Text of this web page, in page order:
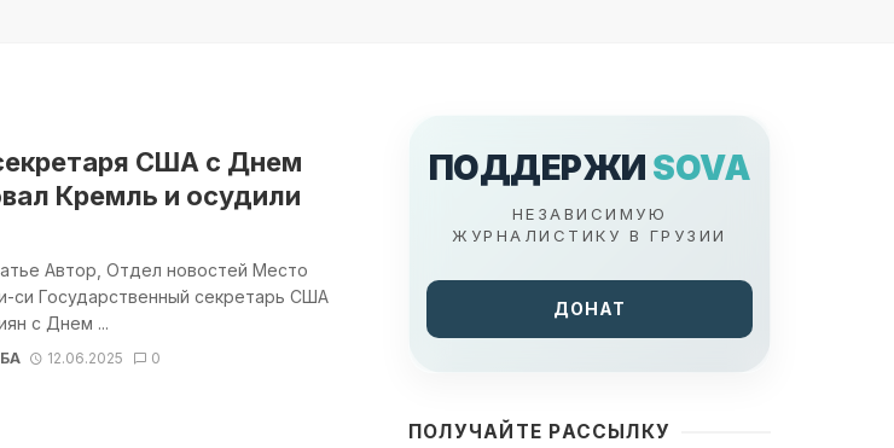
США с Днем
Кремль и осудили
Автор, Отдел новостей Место
си Государственный секретарь США
с Днем ...
12.06.2025 0
ПОДДЕРЖИ SOVA
НЕЗАВИСИМУЮ
ЖУРНАЛИСТИКУ В ГРУЗИИ
ДОНАТ
ПОЛУЧАЙТЕ РАССЫЛКУ